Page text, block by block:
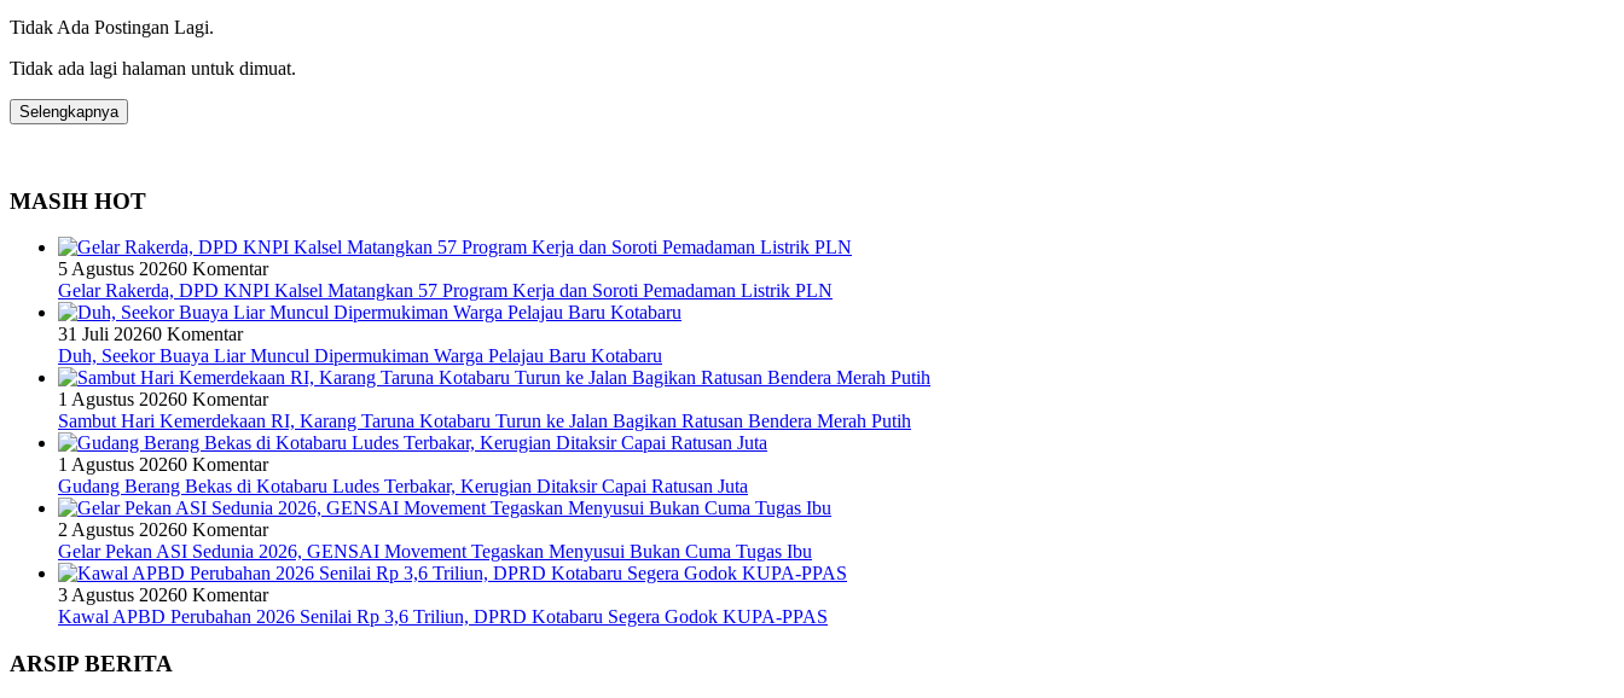
Tidak Ada Postingan Lagi.
Tidak ada lagi halaman untuk dimuat.
Selengkapnya
MASIH HOT
5 Agustus 20260 Komentar
Gelar Rakerda, DPD KNPI Kalsel Matangkan 57 Program Kerja dan Soroti Pemadaman Listrik PLN
31 Juli 20260 Komentar
Duh, Seekor Buaya Liar Muncul Dipermukiman Warga Pelajau Baru Kotabaru
1 Agustus 20260 Komentar
Sambut Hari Kemerdekaan RI, Karang Taruna Kotabaru Turun ke Jalan Bagikan Ratusan Bendera Merah Putih
1 Agustus 20260 Komentar
Gudang Berang Bekas di Kotabaru Ludes Terbakar, Kerugian Ditaksir Capai Ratusan Juta
2 Agustus 20260 Komentar
Gelar Pekan ASI Sedunia 2026, GENSAI Movement Tegaskan Menyusui Bukan Cuma Tugas Ibu
3 Agustus 20260 Komentar
Kawal APBD Perubahan 2026 Senilai Rp 3,6 Triliun, DPRD Kotabaru Segera Godok KUPA-PPAS
ARSIP BERITA